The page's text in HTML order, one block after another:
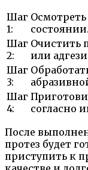
Шаг
1:
Осмотреть
состоянии.
Шаг
2:
Очистить
или
Шаг
3:
Шаг
4:
согласно
После
протез будет
приступить к